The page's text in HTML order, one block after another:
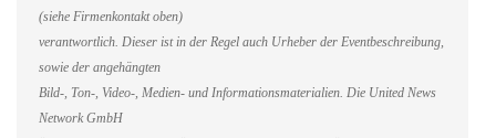
(siehe Firmenkontakt oben)
verantwortlich. Dieser ist in der Regel auch Urheber der Eventbeschreibung,
sowie der angehängten
Bild-, Ton-, Video-, Medien- und Informationsmaterialien. Die United News
Network GmbH